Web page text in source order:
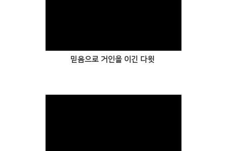
믿음으로 거인을 이긴 다윗